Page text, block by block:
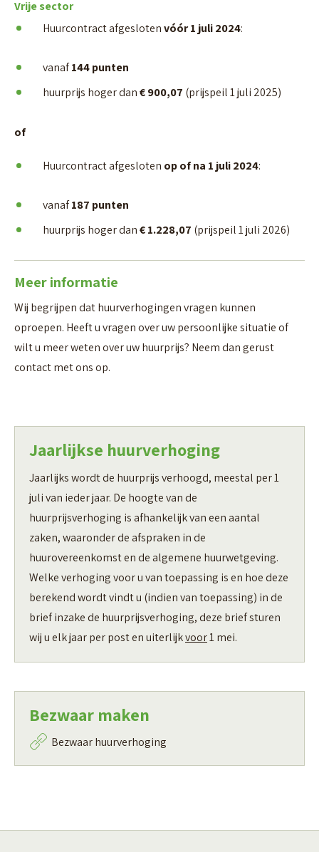
Vrije sector
Huurcontract afgeslotenvóór 1 juli 2024:
vanaf144 punten
huurprijs hoger dan€ 900,07 (prijspeil 1 juli 2025)
of
Huurcontract afgesloten op of na 1 juli 2024:
vanaf187 punten
huurprijs hoger dan€ 1.228,07 (prijspeil 1 juli 2026)
Meer informatie
Wij begrijpen dat huurverhogingen vragen kunnen
oproepen. Heeft u vragen over uw persoonlijke situatie of
wilt u meer weten over uw huurprijs? Neem dan gerust
contact met ons op.
Jaarlijkse huurverhoging
Jaarlijks wordt de huurprijs verhoogd, meestal per 1
juli van ieder jaar. De hoogte van de
huurprijsverhoging is afhankelijk van een aantal
zaken, waaronder de afspraken in de
huurovereenkomst en de algemene huurwetgeving.
Welke verhoging voor u van toepassing is en hoe deze
berekend wordt vindt u (indien van toepassing) in de
brief inzake de huurprijsverhoging, deze brief sturen
wij u elk jaar per post en uiterlijkvoor1 mei.
Bezwaar maken
Bezwaar huurverhoging